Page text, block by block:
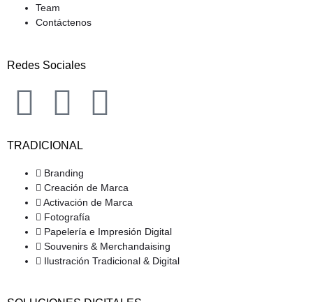
Team
Contáctenos
Redes Sociales
F
a
c
e
b
o
I
n
s
t
a
g
L
k
e
d
TRADICIONAL
Branding
Creación de Marca
Activación de Marca
Fotografía
Papelería e Impresión Digital
Souvenirs & Merchandaising
Ilustración Tradicional & Digital